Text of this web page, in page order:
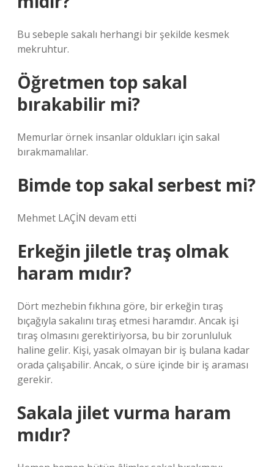
Bu sebeple sakalı herhangi bir şekilde kesmek
mekruhtur.
Öğretmen top sakal
bırakabilir mi?
Memurlar örnek insanlar oldukları için sakal
bırakmamalılar.
Bimde top sakal serbest mi?
Mehmet LAÇİN devam etti
Erkeğin jiletle traş olmak
haram mıdır?
Dört mezhebin fıkhına göre, bir erkeğin tıraş
bıçağıyla sakalını tıraş etmesi haramdır. Ancak işi
tıraş olmasını gerektiriyorsa, bu bir zorunluluk
haline gelir. Kişi, yasak olmayan bir iş bulana kadar
orada çalışabilir. Ancak, o süre içinde bir iş araması
gerekir.
Sakala jilet vurma haram
mıdır?